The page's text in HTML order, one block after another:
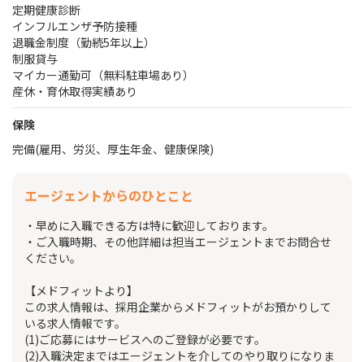
定期健康診断
インフルエンザ予防接種
退職金制度（勤続5年以上）
制服貸与
マイカー通勤可（無料駐車場あり）
産休・育休取得実績あり
保険
完備(雇用、労災、厚生年金、健康保険)
エージェントからのひとこと
・早めに入職できる方は特に歓迎しております。
・ご入職時期、その他詳細は担当エージェントまでお問合せ
ください。
【メドフィットより】
この求人情報は、採用企業からメドフィットがお預かりして
いる求人情報です。
(1)ご応募にはサービスへのご登録が必要です。
(2)入職決定まではエージェントを介してのやり取りになりま